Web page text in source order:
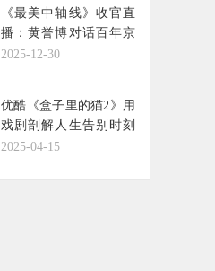
《最美中轴线》收官直
播：黄誉博对话百年京
报馆，触摸新闻人的风
2025-12-30
优酷《盒子里的猫2》用
戏剧剖解人生告别时刻
创造笑泪交织的生命启
2025-04-15